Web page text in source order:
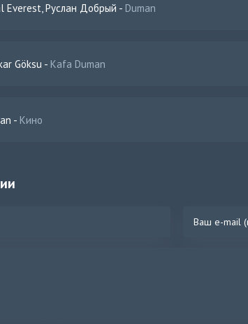
Everest, Руслан Добрый - Duman
Göksu - Kafa Duman
- Кино